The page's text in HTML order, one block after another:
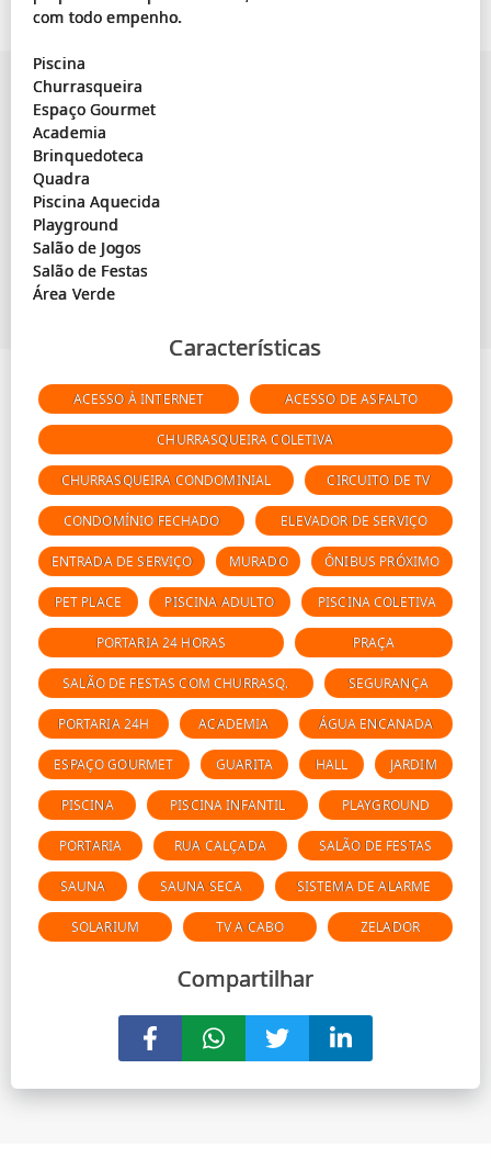
com todo empenho.
Piscina
Churrasqueira
Espaço Gourmet
Academia
Brinquedoteca
Quadra
Piscina Aquecida
Playground
Salão de Jogos
Salão de Festas
Características
ACESSO À INTERNET ACESSO DE ASFALTO
CHURRASQUEIRA COLETIVA
CHURRASQUEIRA CONDOMINIAL CIRCUITO DE TV
CONDOMÍNIO FECHADO ELEVADOR DE SERVIÇO
ENTRADA DE SERVIÇO MURADO ÔNIBUS PRÓXIMO
PET PLACE PISCINA ADULTO PISCINA COLETIVA
PORTARIA 24 HORAS PRAÇA
SALÃO DE FESTAS COM CHURRASQ. SEGURANÇA
PORTARIA 24H ACADEMIA ÁGUA ENCANADA
ESPAÇO GOURMET GUARITA HALL JARDIM
PISCINA PISCINA INFANTIL PLAYGROUND
PORTARIA RUA CALÇADA SALÃO DE FESTAS
SAUNA SAUNA SECA SISTEMA DE ALARME
SOLARIUM TV A CABO ZELADOR
Compartilhar